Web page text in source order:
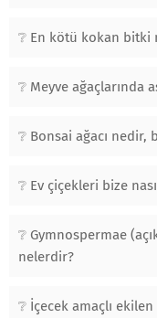
En kötü kokan bitki
Meyve ağaçlarında
Bonsai ağacı nedir,
Ev çiçekleri bize
Gymnospermae
nelerdir?
İçecek amaçlı